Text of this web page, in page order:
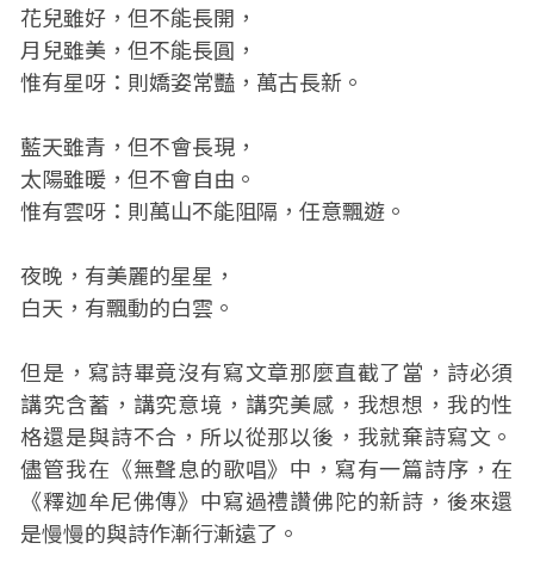
花兒雖好，但不能長開，
月兒雖美，但不能長圓，
惟有星呀：則嬌姿常豔，萬古長新。
藍天雖青，但不會長現，
太陽雖暖，但不會自由。
惟有雲呀：則萬山不能阻隔，任意飄遊。
夜晚，有美麗的星星，
白天，有飄動的白雲。
但是，寫詩畢竟沒有寫文章那麼直截了當，詩必須
講究含蓄，講究意境，講究美感，我想想，我的性
格還是與詩不合，所以從那以後，我就棄詩寫文。
儘管我在《無聲息的歌唱》中，寫有一篇詩序，在
《釋迦牟尼佛傳》中寫過禮讚佛陀的新詩，後來還
是慢慢的與詩作漸行漸遠了。